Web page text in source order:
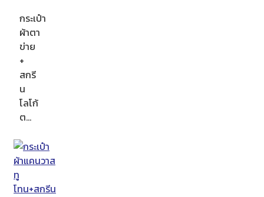
กระเป๋า
ผ้าตา
ข่าย
+
สกรี
น
โลโก้
ต…